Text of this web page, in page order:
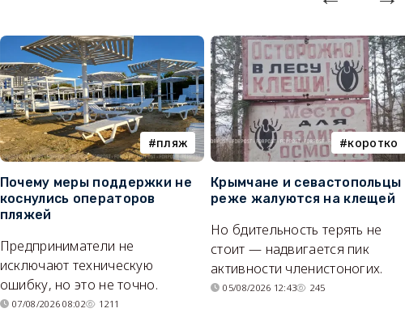
пляж
Почему меры поддержки не
коснулись операторов
пляжей
Предприниматели не
исключают техническую
ошибку, но это не точно.
07/08/2026 08:02 1211
коротко
Крымчане и севастопольцы
реже жалуются на клещей
Но бдительность терять не
стоит — надвигается пик
активности членистоногих.
05/08/2026 12:43 245